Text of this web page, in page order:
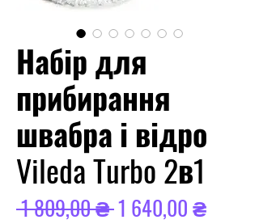
Набір для
прибирання
швабра і відро
Vileda Turbo 2в1
1 809,00 ₴ Звичайна
1 640,00 ₴За